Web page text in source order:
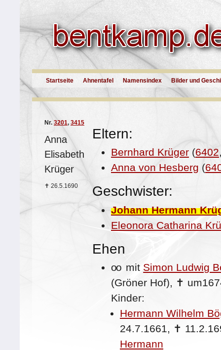
Startseite Ahnentafel Namensindex Bilder und
Nr. 3201, 3415
Anna
Elisabeth
Krüger
✝ 26.5.1690
Eltern:
Bernhard Krüger (6402
Anna von Hesberg (
Geschwister:
Johann Hermann
Eleonora Catharina
Ehen
oo mit Simon Ludwig
(Gröner Hof), ✝
Kinder:
Hermann Wilhelm
24.7.1661, ✝
Hermann